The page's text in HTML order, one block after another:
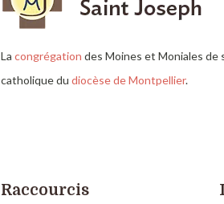
La congrégation des Moines et Moniales de
catholique du diocèse de Montpellier.
Raccourcis